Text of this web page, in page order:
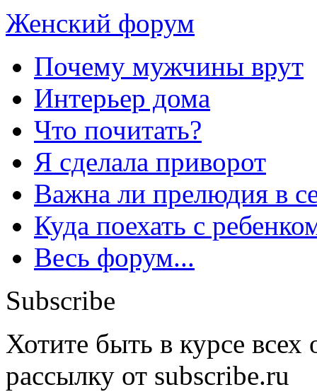
Женский форум
Почему мужчины врут
Интерьер дома
Что почитать?
Я сделала приворот
Важна ли прелюдия в
Куда поехать с
Весь форум...
Subscribe
Хотите быть в курсе
рассылку от subscribe.ru